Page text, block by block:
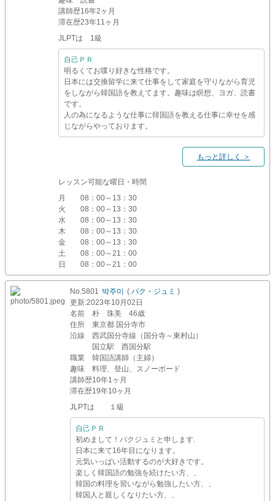
講師歴16年2ヶ月
滞在歴23年11ヶ月
JLPTは 1級
自己ＰＲ
明るくてお喋り好きな性格です。
日本には交換留学に来て仕事をして家庭を守りながら育児
をしながら韓国語を教えてます。趣味は瞑想、ヨガ、読書
です。
人の為になるような仕事に韓国語を教える仕事に幸せを感
じながらやっております。
もっと詳しく ＞
レッスン可能な曜日・時間
月
08：00～13：30
火
08：00～13：30
水
08：00～13：30
木
08：00～13：30
金
08：00～13：30
土
08：00～21：00
日
08：00～21：00
No.5801 박주미 ( パク・ジュミ )
更新:2023年10月02日
名前
朴 珠美 46歳
住所
東京都 国分寺市
沿線
西武国分寺線（国分寺～東村山）
国立駅 西国分駅
職業
韓国語講師（主婦）
趣味
料理、登山、スノーボード
講師歴10年1ヶ月
滞在歴19年10ヶ月
JLPTは １級
自己ＰＲ
初めまして！パクジュミと申します.
日本に来て16年目になります。
元気いっぱい活動するのが大好きです。
楽しく韓国語の勉強を続けたい方、、
韓国の料理を習いながら勉強したい方、、
韓国人と親しくなりたい方、、